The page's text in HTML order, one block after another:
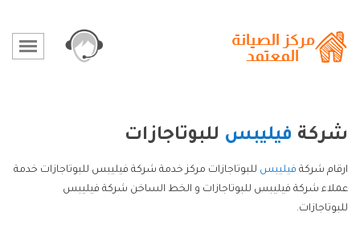
شركة فيليبس للبوتاجازات
ارقام شركة فيليبس للبوتاجازات مركز خدمة شركة فيليبس للبوتاجازات خدمة
عملاء شركة فيليبس للبوتاجازات و الخط الساخن شركة فيليبس
للبوتاجازات.